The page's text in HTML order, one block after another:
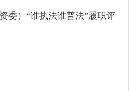
委）“谁执法谁普法”履职评